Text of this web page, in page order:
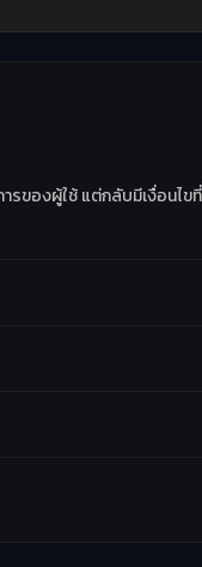
ของผู้ใช้ แต่กลับมีเงื่อน